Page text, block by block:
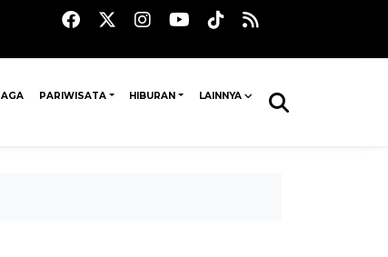
PARIWISATA HIBURAN LAINNYA